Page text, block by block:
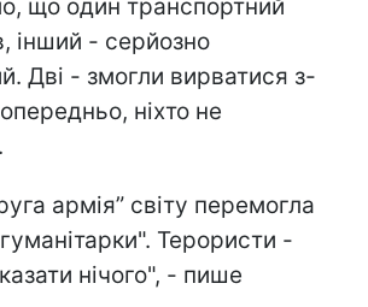
що один транспортний
інший - серйозно
Дві - змогли вирватися з-
ніхто не
армія” світу перемогла
Терористи -
нічого", - пише